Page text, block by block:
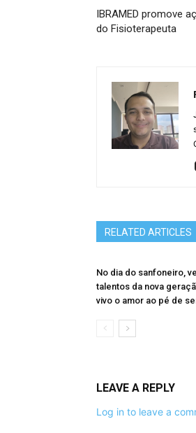
IBRAMED promove
do Fisioterapeuta
RELATED ARTICLES
No dia do sanfoneiro,
talentos da nova
vivo o amor ao pé de
LEAVE A REPLY
Log in to leave a